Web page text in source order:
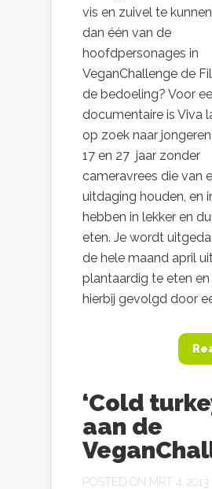
vis en zuivel te
dan één van de
hoofdpersonages in
VeganChallenge de
de bedoeling? Voor
documentaire is Viva
op zoek naar
17 en 27 jaar zonder
cameravrees die van
uitdaging houden, en
hebben in lekker en
eten. Je wordt
de hele maand april
plantaardig te eten
hierbij gevolgd door
‘Cold
aan de
POSTED ON MRT 4, 2013